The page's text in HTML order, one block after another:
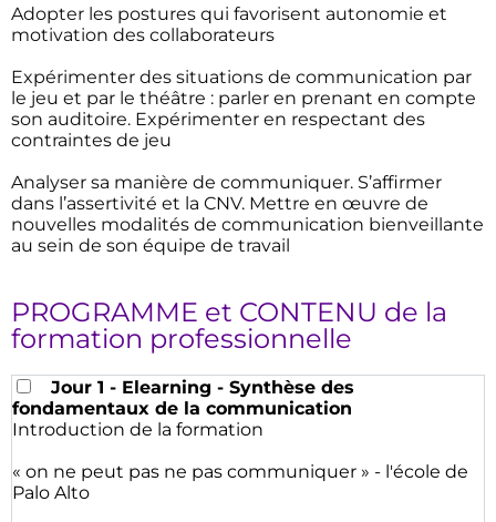
Adopter les postures qui favorisent autonomie et
motivation des collaborateurs
Expérimenter des situations de communication par
le jeu et par le théâtre : parler en prenant en compte
son auditoire. Expérimenter en respectant des
contraintes de jeu
Analyser sa manière de communiquer. S’affirmer
dans l’assertivité et la CNV. Mettre en œuvre de
nouvelles modalités de communication bienveillante
au sein de son équipe de travail
PROGRAMME et CONTENU de la
formation professionnelle
Jour 1 - Elearning - Synthèse des
fondamentaux de la communication
Introduction de la formation
« on ne peut pas ne pas communiquer » - l'école de
Palo Alto